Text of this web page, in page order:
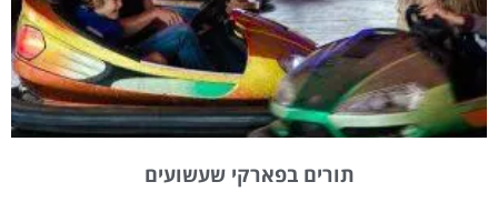
תורים בפארקי שעשועים